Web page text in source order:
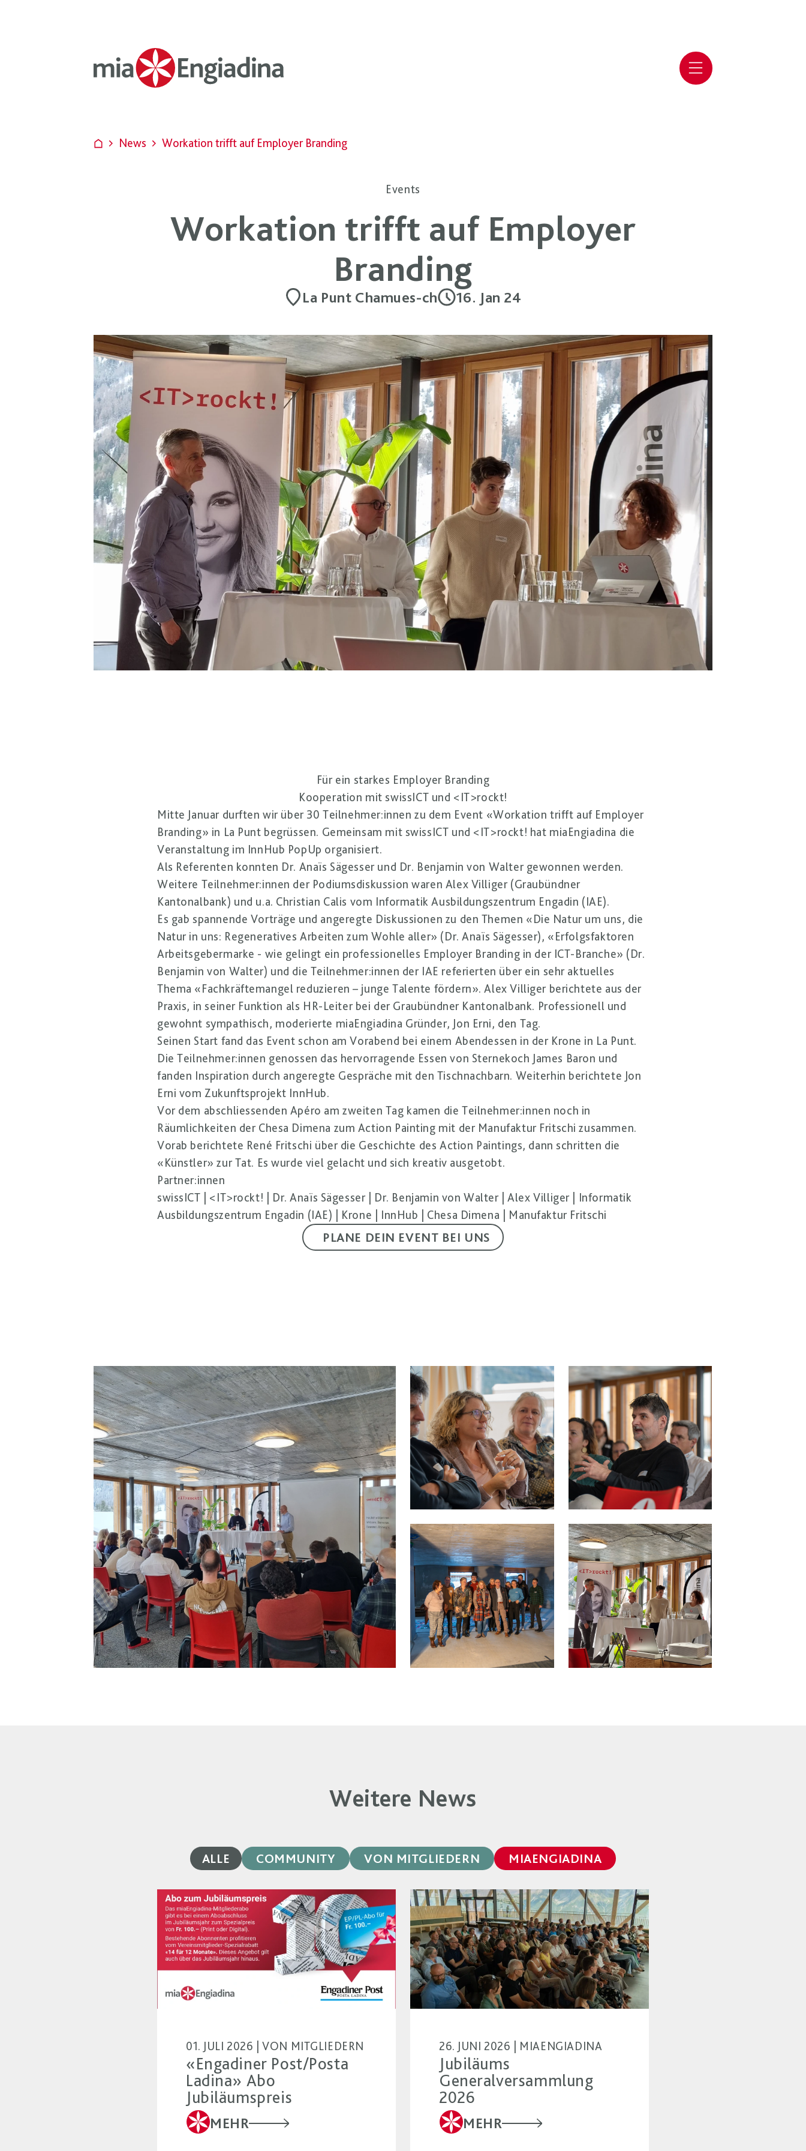
News Workation trifft auf Employer Branding
Events
Workation trifft auf Employer
Branding
La Punt Chamues-ch 16. Jan 24
Für ein starkes Employer Branding
Kooperation mit swissICT und <IT>rockt!
Mitte Januar durften wir über 30 Teilnehmer:innen zu dem Event «Workation trifft auf Employer
Branding» in La Punt begrüssen. Gemeinsam mit swissICT und <IT>rockt! hat miaEngiadina die
Veranstaltung im InnHub PopUp organisiert.
Als Referenten konnten Dr. Anaïs Sägesser und Dr. Benjamin von Walter gewonnen werden.
Weitere Teilnehmer:innen der Podiumsdiskussion waren Alex Villiger (Graubündner
Kantonalbank) und u.a. Christian Calis vom Informatik Ausbildungszentrum Engadin (IAE).
Es gab spannende Vorträge und angeregte Diskussionen zu den Themen «Die Natur um uns, die
Natur in uns: Regeneratives Arbeiten zum Wohle aller» (Dr. Anaïs Sägesser), «Erfolgsfaktoren
Arbeitsgebermarke - wie gelingt ein professionelles Employer Branding in der ICT-Branche» (Dr.
Benjamin von Walter) und die Teilnehmer:innen der IAE referierten über ein sehr aktuelles
Thema «Fachkräftemangel reduzieren – junge Talente fördern». Alex Villiger berichtete aus der
Praxis, in seiner Funktion als HR-Leiter bei der Graubündner Kantonalbank. Professionell und
gewohnt sympathisch, moderierte miaEngiadina Gründer, Jon Erni, den Tag.
Seinen Start fand das Event schon am Vorabend bei einem Abendessen in der Krone in La Punt.
Die Teilnehmer:innen genossen das hervorragende Essen von Sternekoch James Baron und
fanden Inspiration durch angeregte Gespräche mit den Tischnachbarn. Weiterhin berichtete Jon
Erni vom Zukunftsprojekt InnHub.
Vor dem abschliessenden Apéro am zweiten Tag kamen die Teilnehmer:innen noch in
Räumlichkeiten der Chesa Dimena zum Action Painting mit der Manufaktur Fritschi zusammen.
Vorab berichtete René Fritschi über die Geschichte des Action Paintings, dann schritten die
«Künstler» zur Tat. Es wurde viel gelacht und sich kreativ ausgetobt.
Partner:innen
swissICT
<IT>rockt! Dr. Anaïs Sägesser| Dr. Benjamin von Walter|Alex Villiger|
Informatik
Ausbildungszentrum Engadin (IAE)
Krone InnHub Chesa Dimena Manufaktur Fritschi
PLANE DEIN EVENT BEI UNS
Weitere News
ALLE COMMUNITY VON MITGLIEDERN MIAENGIADINA
01. JULI 2026 | VON MITGLIEDERN
«Engadiner Post/Posta
Ladina» Abo
Jubiläumspreis
MEHR
26. JUNI 2026 | MIAENGIADINA
Jubiläums
Generalversammlung
2026
MEHR